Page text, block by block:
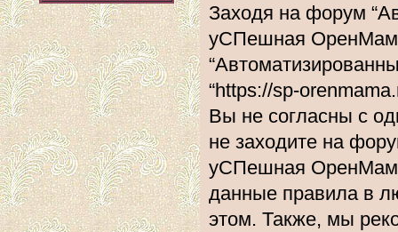
Заходя на форум
уСПешная
“https://sp-
Вы не согласны с
не заходите на
уСПешная
данные правила в
этом. Также, мы